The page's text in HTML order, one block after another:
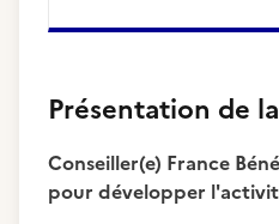
Présentation de
Conseiller(e) France
pour développer